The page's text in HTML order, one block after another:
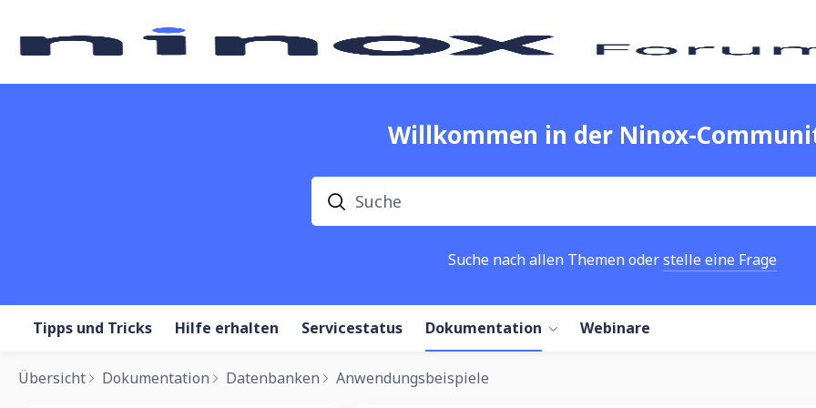
Willkommen in der Ninox-
Suche
Suche nach allen Themen oderstelle eine Frage
Tipps und Tricks Hilfe erhalten Servicestatus Dokumentation Webinare
Übersicht Dokumentation Datenbanken Anwendungsbeispiele